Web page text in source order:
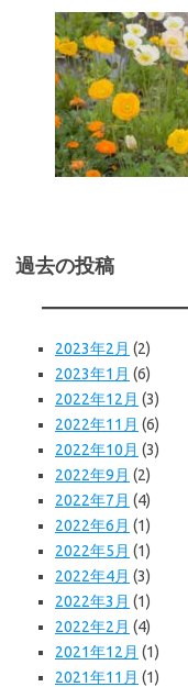
過去の投稿
2023年2月 (2)
2023年1月 (6)
2022年12月 (3)
2022年11月 (6)
2022年10月 (3)
2022年9月 (2)
2022年7月 (4)
2022年6月 (1)
2022年5月 (1)
2022年4月 (3)
2022年3月 (1)
2022年2月 (4)
2021年12月 (1)
2021年11月 (1)